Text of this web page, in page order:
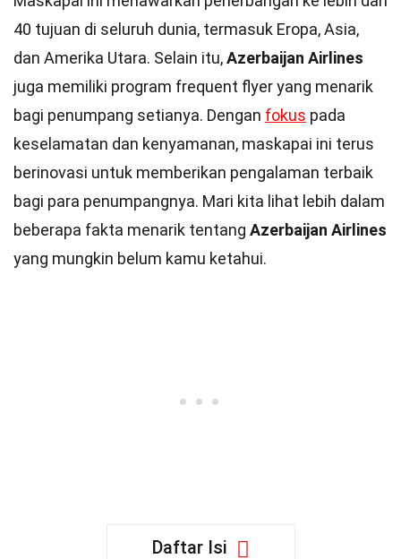
40 tujuan di seluruh dunia, termasuk Eropa, Asia,
dan Amerika Utara. Selain itu,Azerbaijan Airlines
juga memiliki program frequent flyer yang menarik
bagi penumpang setianya. Dengan fokus pada
keselamatan dan kenyamanan, maskapai ini terus
berinovasi untuk memberikan pengalaman terbaik
bagi para penumpangnya. Mari kita lihat lebih dalam
beberapa fakta menarik tentang Azerbaijan Airlines
yang mungkin belum kamu ketahui.
Daftar Isi